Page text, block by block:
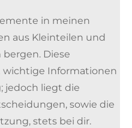
in meinen
aus Kleinteilen und
Diese
Informationen
jedoch liegt die
sowie die
stets bei dir.